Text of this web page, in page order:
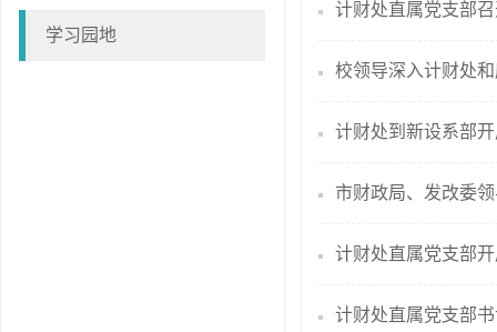
学习园地
计财处直属党支部
校领导深入计财处
计财处到新设系部
市财政局、发改委
计财处直属党支部
计财处直属党支部